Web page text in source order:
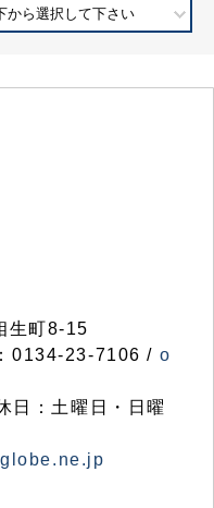
から選択して下さい
生町8-15
0134-23-7106 / o
日：土曜日・日曜